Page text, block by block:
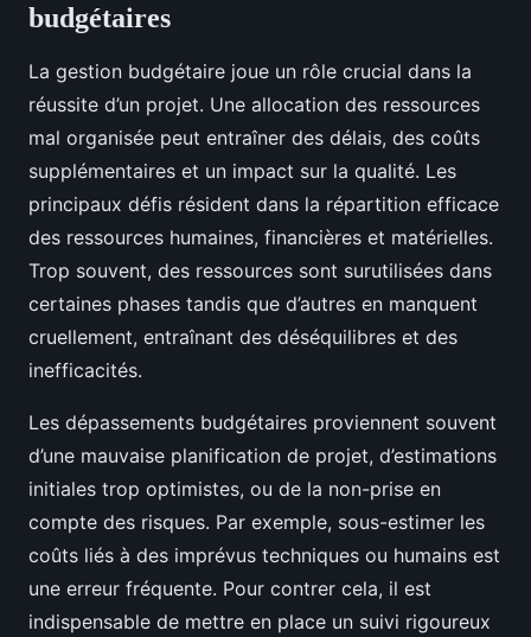
budgétaires
La gestion budgétaire joue un rôle crucial dans la
réussite d’un projet. Une allocation des ressources
mal organisée peut entraîner des délais, des coûts
supplémentaires et un impact sur la qualité. Les
principaux défis résident dans la répartition efficace
des ressources humaines, financières et matérielles.
Trop souvent, des ressources sont surutilisées dans
certaines phases tandis que d’autres en manquent
cruellement, entraînant des déséquilibres et des
inefficacités.
Les dépassements budgétaires proviennent souvent
d’une mauvaise planification de projet, d’estimations
initiales trop optimistes, ou de la non-prise en
compte des risques. Par exemple, sous-estimer les
coûts liés à des imprévus techniques ou humains est
une erreur fréquente. Pour contrer cela, il est
indispensable de mettre en place un suivi rigoureux